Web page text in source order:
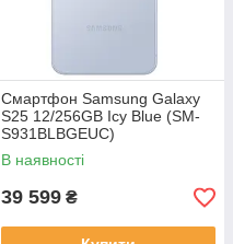
Смартфон Samsung Galaxy
S25 12/256GB Icy Blue (SM-
S931BLBGEUC)
В наявності
39 599 ₴